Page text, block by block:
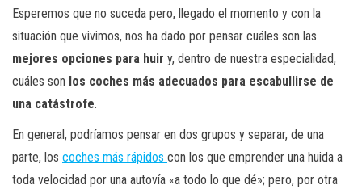
Esperemos que no suceda pero, llegado el momento y con la
situación que vivimos, nos ha dado por pensar cuáles son las
mejores opciones para huir y, dentro de nuestra especialidad,
cuáles son los coches más adecuados para escabullirse de
una catástrofe.
En general, podríamos pensar en dos grupos y separar, de una
parte, los coches más rápidos con los que emprender una huida a
toda velocidad por una autovía «a todo lo que dé»; pero, por otra